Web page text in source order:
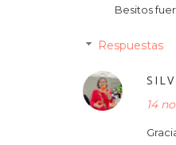
Besitos
Respuestas
14